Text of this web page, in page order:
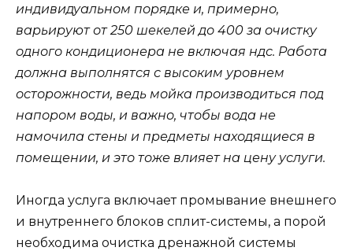
индивидуальном порядке и, примерно,
варьируют от 250 шекелей до 400 за очистку
одного кондиционера не включая ндс. Работа
должна выполнятся с высоким уровнем
осторожности, ведь мойка производиться под
напором воды, и важно, чтобы вода не
намочила стены и предметы находящиеся в
помещении, и это тоже влияет на цену услуги.
Иногда услуга включает промывание внешнего
и внутреннего блоков сплит-системы, а порой
необходима очистка дренажной системы